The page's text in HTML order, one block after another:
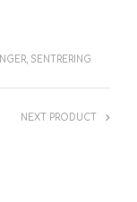
, SENTRERING
NEXT PRODUCT